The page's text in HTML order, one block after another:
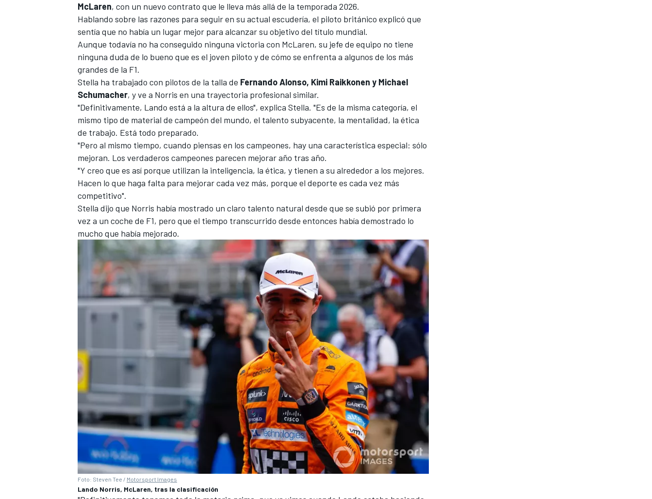
FÓRMULA E
WRC
McLaren, con un nuevo contrato que le lleva más allá de la temporada 2026.
Hablando sobre las razones para seguir en su actual escudería, el piloto británico explicó que
sentía que no había un lugar mejor para alcanzar su objetivo del título mundial.
Aunque todavía no ha conseguido ninguna victoria con McLaren, su jefe de equipo no tiene
ninguna duda de lo bueno que es el joven piloto y de cómo se enfrenta a algunos de los más
grandes de la F1.
Stella ha trabajado con pilotos de la talla de Fernando Alonso, Kimi Raikkonen y Michael
Schumacher, y ve a Norris en una trayectoria profesional similar.
"Definitivamente, Lando está a la altura de ellos", explica Stella. "Es de la misma categoría, el
mismo tipo de material de campeón del mundo, el talento subyacente, la mentalidad, la ética
de trabajo. Está todo preparado.
"Pero al mismo tiempo, cuando piensas en los campeones, hay una característica especial: sólo
mejoran. Los verdaderos campeones parecen mejorar año tras año.
"Y creo que es así porque utilizan la inteligencia, la ética, y tienen a su alrededor a los mejores.
Hacen lo que haga falta para mejorar cada vez más, porque el deporte es cada vez más
competitivo".
Stella dijo que Norris había mostrado un claro talento natural desde que se subió por primera
vez a un coche de F1, pero que el tiempo transcurrido desde entonces había demostrado lo
mucho que había mejorado.
Foto: Steven Tee / Motorsport Images
Lando Norris, McLaren, tras la clasificación